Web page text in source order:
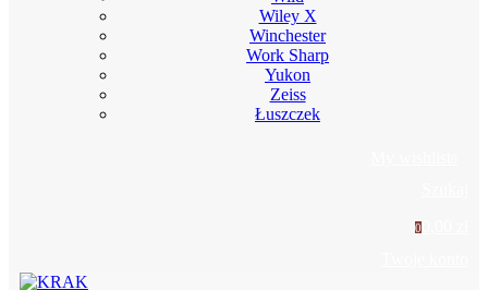
Wiley X
Winchester
Work Sharp
Yukon
Zeiss
Łuszczek
0